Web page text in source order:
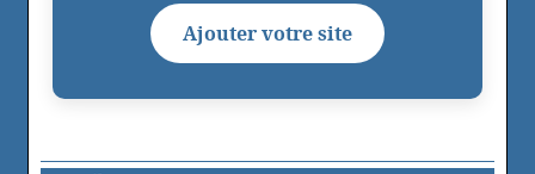
Ajouter votre site